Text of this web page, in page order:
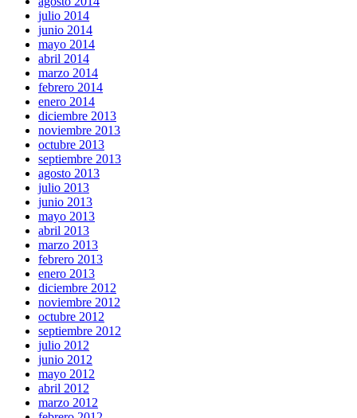
julio 2014
junio 2014
mayo 2014
abril 2014
marzo 2014
febrero 2014
enero 2014
diciembre 2013
noviembre 2013
octubre 2013
septiembre 2013
agosto 2013
julio 2013
junio 2013
mayo 2013
abril 2013
marzo 2013
febrero 2013
enero 2013
diciembre 2012
noviembre 2012
octubre 2012
septiembre 2012
julio 2012
junio 2012
mayo 2012
abril 2012
marzo 2012